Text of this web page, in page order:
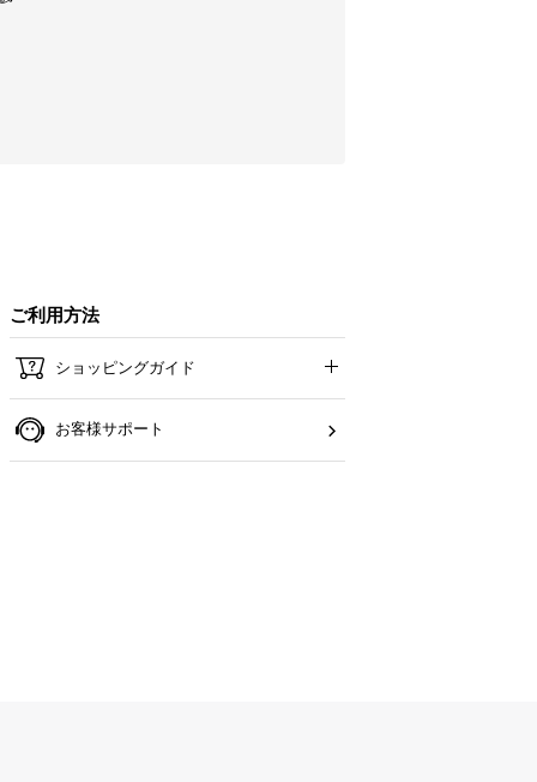
ご利用方法
ショッピングガイド
お客様サポート